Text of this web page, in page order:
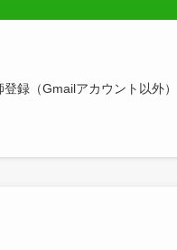
ジ。学びたい方、スキルア
登録（Gmailアカウント以外）